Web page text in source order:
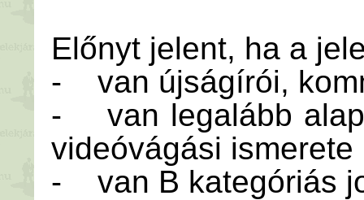
Előnyt jelent, ha a
- van újságírói,
- van legalább
videóvágási ismerete
- van B kategóriás